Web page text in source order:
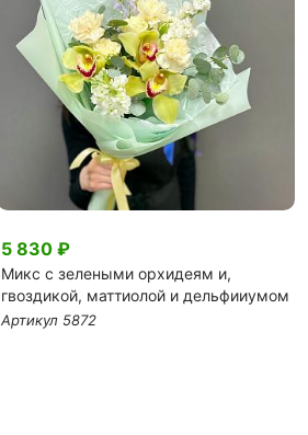
5 830 ₽
Микс с зелеными орхидеям и,
гвоздикой, маттиолой и дельфииумом
Артикул 5872